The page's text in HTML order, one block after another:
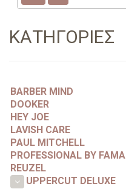
ΚΑΤΗΓΟΡΙΕΣ
BARBER MIND
DOOKER
HEY JOE
LAVISH CARE
PAUL MITCHELL
PROFESSIONAL BY FAMA
REUZEL
UPPERCUT DELUXE